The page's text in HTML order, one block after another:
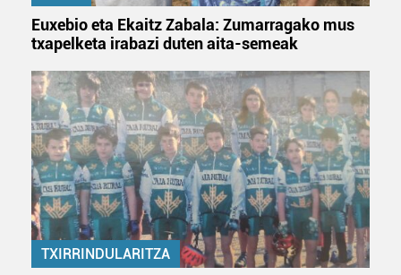
Euxebio eta Ekaitz Zabala: Zumarragako mus
txapelketa irabazi duten aita-semeak
TXIRRINDULARITZA